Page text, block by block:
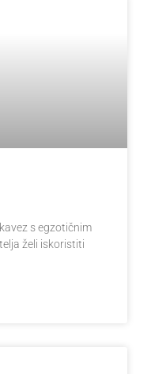
s egzotičnim
želi iskoristiti